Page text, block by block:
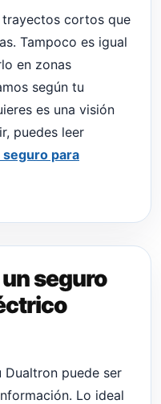
cortos que
Tampoco es igual
en zonas
según tu
es una visión
puedes leer
seguro para
seguro
puede ser
Lo ideal